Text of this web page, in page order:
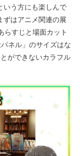
いう方にも楽しんで
ずはアニメ関連の展
らすじと場面カット
ネル」のサイズはな
ができないカラフル